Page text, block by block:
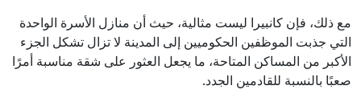
مع ذلك، فإن كانبيرا ليست مثالية، حيث أن منازل الأسرة الواحدة
التي جذبت الموظفين الحكوميين إلى المدينة لا تزال تشكل الجزء
الأكبر من المساكن المتاحة، ما يجعل العثور على شقة مناسبة أمرًا
صعبًا بالنسبة للقادمين الجدد.